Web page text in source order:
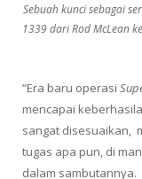
Sebuah kunci sebagai
1339 dari Rod McLean
“Era baru operasi
mencapai
sangat disesuaikan,
tugas apa pun, di
dalam sambutannya.